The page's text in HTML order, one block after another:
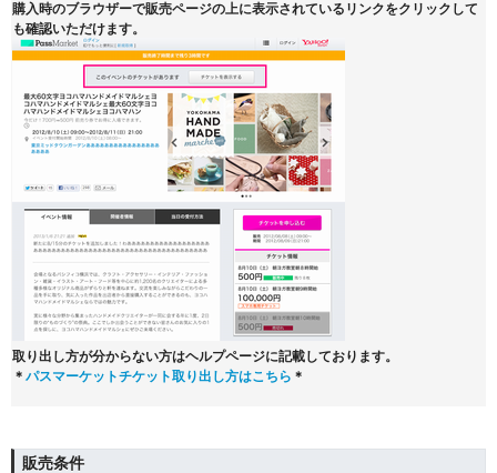
購入時のブラウザーで販売ページの上に表示されているリンクをクリックして
も確認いただけます。
取り出し方が分からない方はヘルプページに記載しております。
＊ パスマーケットチケット取り出し方はこちら ＊
販売条件